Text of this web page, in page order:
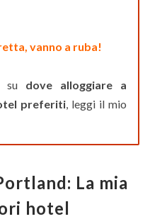
vanno a ruba!
su dove alloggiare a
preferiti, leggi il mio
La mia
hotel